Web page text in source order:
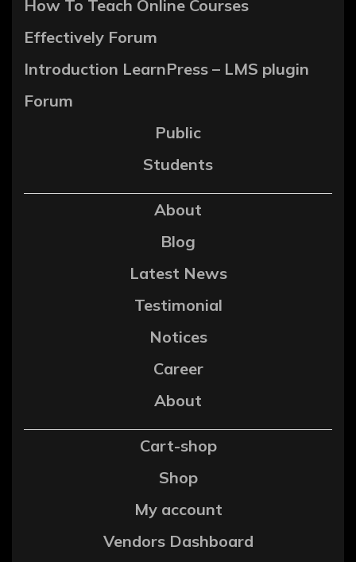
How To Teach Online Courses
Effectively Forum
Introduction LearnPress – LMS plugin
Forum
Public
Students
About
Blog
Latest News
Testimonial
Notices
Career
About
Cart-shop
Shop
My account
Vendors Dashboard